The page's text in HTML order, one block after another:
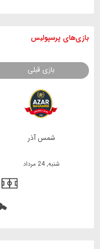
بازی های پرسپولیس
بازی قبلی
شمس آذر
شنبه, 24 مرداد